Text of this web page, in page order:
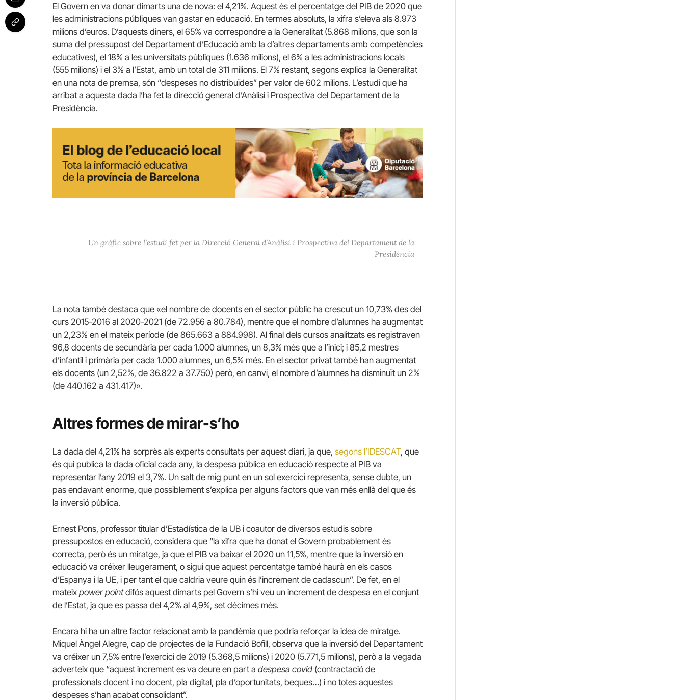
El Govern en va donar dimarts una de nova: el 4,21%. Aquest és el percentatge del PIB de 2020 que
les administracions públiques van gastar en educació. En termes absoluts, la xifra s’eleva als 8.973
milions d’euros. D’aquests diners, el 65% va correspondre a la Generalitat (5.868 milions, que son la
suma del pressupost del Departament d’Educació amb la d’altres departaments amb competències
educatives), el 18% a les universitats públiques (1.636 milions), el 6% a les administracions locals
(555 milions) i el 3% a l’Estat, amb un total de 311 milions. El 7% restant, segons explica la Generalitat
en una nota de premsa, són “despeses no distribuïdes” per valor de 602 milions. L’estudi que ha
arribat a aquesta dada l’ha fet la direcció general d’Anàlisi i Prospectiva del Departament de la
Presidència.
Un gràfic sobre l’estudi fet per la Direcció General d’Anàlisi i Prospectiva del Departament de la
Presidència
La nota també destaca que «el nombre de docents en el sector públic ha crescut un 10,73% des del
curs 2015-2016 al 2020-2021 (de 72.956 a 80.784), mentre que el nombre d’alumnes ha augmentat
un 2,23% en el mateix període (de 865.663 a 884.998). Al final dels cursos analitzats es registraven
96,8 docents de secundària per cada 1.000 alumnes, un 8,3% més que a l’inici; i 85,2 mestres
d’infantil i primària per cada 1.000 alumnes, un 6,5% més. En el sector privat també han augmentat
els docents (un 2,52%, de 36.822 a 37.750) però, en canvi, el nombre d’alumnes ha disminuït un 2%
(de 440.162 a 431.417)».
Altres formes de mirar-s’ho
La dada del 4,21% ha sorprès als experts consultats per aquest diari, ja que, segons l’IDESCAT, que
és qui publica la dada oficial cada any, la despesa pública en educació respecte al PIB va
representar l’any 2019 el 3,7%. Un salt de mig punt en un sol exercici representa, sense dubte, un
pas endavant enorme, que possiblement s’explica per alguns factors que van més enllà del que és
la inversió pública.
Ernest Pons, professor titular d’Estadística de la UB i coautor de diversos estudis sobre
pressupostos en educació, considera que “la xifra que ha donat el Govern probablement és
correcta, però és un miratge, ja que el PIB va baixar el 2020 un 11,5%, mentre que la inversió en
educació va créixer lleugerament, o sigui que aquest percentatge també haurà en els casos
d’Espanya i la UE, i per tant el que caldria veure quin és l’increment de cadascun”. De fet, en el
mateix power pointdifós aquest dimarts pel Govern s’hi veu un increment de despesa en el conjunt
de l’Estat, ja que es passa del 4,2% al 4,9%, set dècimes més.
Encara hi ha un altre factor relacionat amb la pandèmia que podria reforçar la idea de miratge.
Miquel Àngel Alegre, cap de projectes de la Fundació Bofill, observa que la inversió del Departament
va créixer un 7,5% entre l’exercici de 2019 (5.368,5 milions) i 2020 (5.771,5 milions), però a la vegada
adverteix que “aquest increment es va deure en part a despesa covid (contractació de
professionals docent i no docent, pla digital, pla d’oportunitats, beques…) i no totes aquestes
despeses s’han acabat consolidant”.